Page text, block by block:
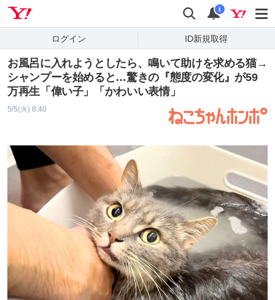
検索 通知
i
ログイン ID新規取得
お風呂に入れようとしたら、鳴いて助けを求める猫→
シャンプーを始めると…驚きの『態度の変化』が59
万再生「偉い子」「かわいい表情」
5/5(火) 8:40